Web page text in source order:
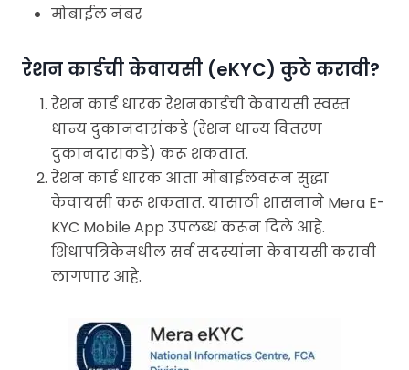
मोबाईल नंबर
रेशन कार्डची केवायसी (eKYC) कुठे करावी?
रेशन कार्ड धारक रेशनकार्डची केवायसी स्वस्त
धान्य दुकानदारांकडे (रेशन धान्य वितरण
दुकानदाराकडे) करू शकतात.
रेशन कार्ड धारक आता मोबाईलवरून सुद्धा
केवायसी करू शकतात. यासाठी शासनाने Mera E-
KYC Mobile App उपलब्ध करून दिले आहे.
शिधापत्रिकेमधील सर्व सदस्यांना केवायसी करावी
लागणार आहे.